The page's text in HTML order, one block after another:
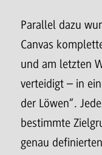
Parallel dazu
Canvas
und am letzten
verteidigt – in
der Löwen“.
bestimmte
genau